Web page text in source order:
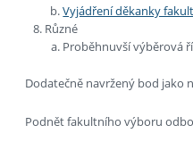
Vyjádření děkanky
Různé
Proběhnuvší výběrová
Dodatečně navržený bod jako
Podnět fakultního výboru